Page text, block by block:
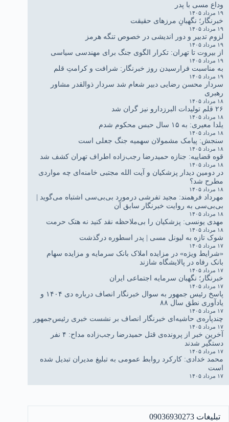
وداع مسی با پدر
۱۹ مرداد ۱۴۰۵
خبرنگار؛ نگهبانِ مرزهای حقیقت
۱۹ مرداد ۱۴۰۵
لزوم تدبیر و دور اندیشی در خصوص تنگه هرمز
۱۹ مرداد ۱۴۰۵
از بیروت تا تهران: تکرار الگوی جنگ برای مهندسی سیاسی
۱۹ مرداد ۱۴۰۵
به مناسبت فرارسیدن روز خبرنگار: شرافت و کرامتِ قلم
۱۹ مرداد ۱۴۰۵
سردار محسن رضایی دبیر شعام شد سردار ذوالقدر مشاور
رهبری
۱۸ مرداد ۱۴۰۵
۲۶ قلم تولیدات البرزدارو نیز گران شد
۱۸ مرداد ۱۴۰۵
یلدا معیری: به ۱۵ سال حبس محکوم شدم
۱۸ مرداد ۱۴۰۵
سنجش: پیامک مشمولان سهمیه جنگ جعلی است
۱۸ مرداد ۱۴۰۵
قوه قضاییه: جنازه حمیدرضا رجب‌زاده اطراف تهران کشف شد
۱۸ مرداد ۱۴۰۵
در دومین دیدار پزشکیان و آیت الله مجتبی خامنه‌ای چه مواردی
مطرح شد؟
۱۸ مرداد ۱۴۰۵
مهرداد فرهمند: مجید تفرشی درمورد بی‌بی‌سی اشتباه می‌گوید |
بی‌بی‌سی به روایت خبرنگار سابق آن
۱۸ مرداد ۱۴۰۵
مهدی یونسی: پزشکیان را بی‌ملاحظه نقد کنید نه هتک حرمت
۱۸ مرداد ۱۴۰۵
شوک تازه به لیونل مسی | پدر اسطوره درگذشت
۱۷ مرداد ۱۴۰۵
«شرایط ویژه» در مزایده املاک بانک سرمایه و مزایده سهام
بانک رفاه در پالایشگاه شازند
۱۷ مرداد ۱۴۰۵
خبرنگار؛ نگهبان سرمایه اجتماعی ایران
۱۷ مرداد ۱۴۰۵
پاسخ رئیس جمهور به سوال خبرنگار انصاف درباره دی ۱۴۰۴ و
یادآوری نطق سال ۸۸
۱۷ مرداد ۱۴۰۵
چندپاره‌ی حاشیه‌ای خبرنگار انصاف بر نشست خبری رئیس‌جمهور
۱۷ مرداد ۱۴۰۵
آخرین خبر از پرونده‌ی قتل حمیدرضا رجب‌زاده مداح: ۴ نفر
دستگیر شدند
۱۷ مرداد ۱۴۰۵
محمد خدادی: کارکرد روابط عمومی به تبلیغ مدیران تبدیل شده
است
۱۷ مرداد ۱۴۰۵
تبلیغات 09036930273